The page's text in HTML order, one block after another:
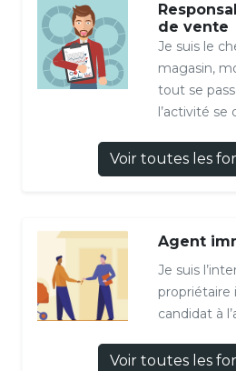
de vente
Je suis le
magasin,
tout se
l’activité se
Voir toutes les
Agent
Je suis
candidat à
Voir toutes les